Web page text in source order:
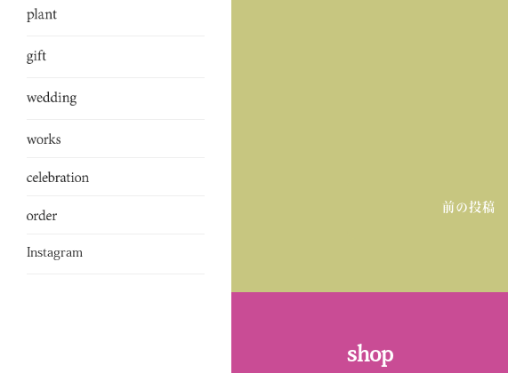
Instagram
前の投稿
shop